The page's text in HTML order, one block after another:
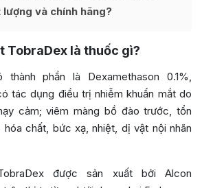
và chính hãng?
TobraDex là thuốc gì?
phần là Dexamethason 0.1%,
tác dụng điều trị nhiễm khuẩn mắt do
cảm; viêm màng bồ đào trước, tổn
chất, bức xạ, nhiệt, dị vật nội nhãn
được sản xuất bởi Alcon